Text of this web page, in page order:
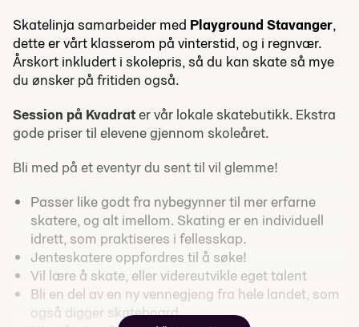
Skatelinja samarbeider med Playground Stavanger,
dette er vårt klasserom på vinterstid, og i regnvær.
Årskort inkludert i skolepris, så du kan skate så mye
du ønsker på fritiden også.
Session på Kvadrater vår lokale skatebutikk. Ekstra
gode priser til elevene gjennom skoleåret.
Bli med på et eventyr du sent til vil glemme!
Passer like godt fra nybegynner til mer erfarne
skatere, og alt imellom. Skating er en individuell
idrett, som praktiseres i fellesskap.
Jenteskatere oppfordres til å søke!
Vil lære å skate, eller videreutvikle eget talent
Bli en del av en ny vennegjeng fra hele landet, som
også digger skateboard